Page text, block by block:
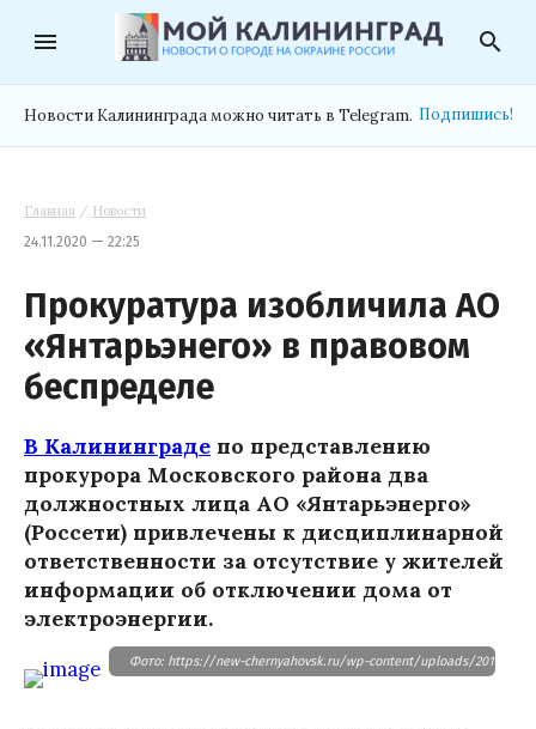
menu search
Новости Калининграда можно читать в Telegram. Подпишись!
Главная / Новости
24.11.2020 — 22:25
Прокуратура изобличила АО
«Янтарьэнего» в правовом
беспределе
В Калининграде по представлению
прокурора Московского района два
должностных лица АО «Янтарьэнерго»
(Россети) привлечены к дисциплинарной
ответственности за отсутствие у жителей
информации об отключении дома от
электроэнергии.
Фото: https://new-chernyahovsk.ru/wp-content/uploads/2019/04/